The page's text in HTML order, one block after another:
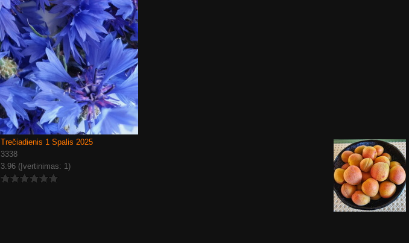
Trečiadienis 1 Spalis 2025
3338
3.96 (Įvertinimas: 1)